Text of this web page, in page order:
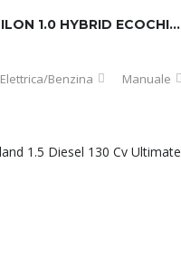
LANCIA YPSILON 1.0 HYBRID ECOCHIC GOLD 2021
Elettrica/Benzina Manuale